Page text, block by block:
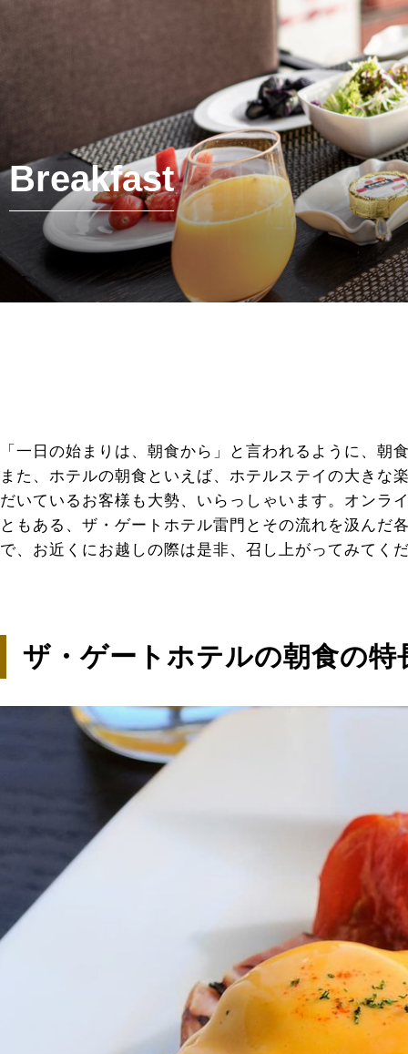
Breakfast
「一日の始まりは、朝食から」と言われるように、
また、ホテルの朝食といえば、ホテルステイの大きな
だいているお客様も大勢、いらっしゃいます。オンラ
ともある、ザ・ゲートホテル雷門とその流れを汲んだ
で、お近くにお越しの際は是非、召し上がってみてく
ザ・ゲートホテルの朝食の特